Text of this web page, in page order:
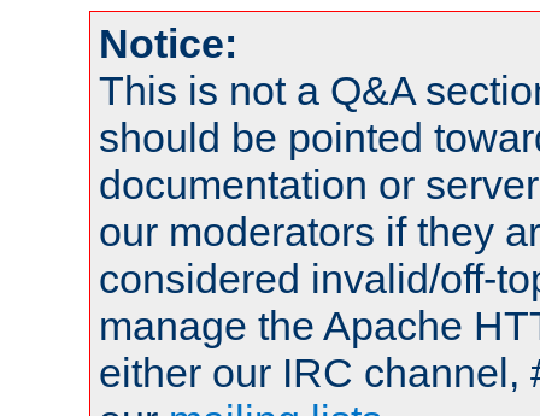
Notice:
This is not a Q&A
should be pointed
documentation or
our moderators if they
considered invalid/off-
manage the Apache
either our IRC channel,